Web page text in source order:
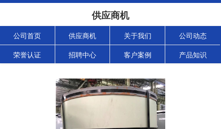
供应商机
公司首页 供应商机 关于我们 公司动态
荣誉认证 招聘中心 客户案例 产品知识